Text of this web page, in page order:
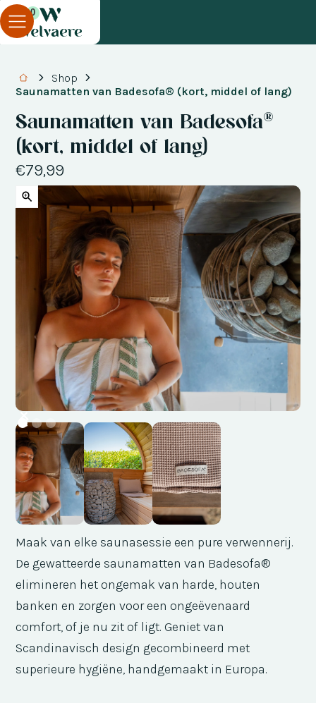
0
Shop
Saunamatten van Badesofa® (kort, middel of lang)
Saunamatten van Badesofa®
(kort, middel of lang)
€79,99
Maak van elke saunasessie een pure verwennerij.
De gewatteerde saunamatten van Badesofa®
elimineren het ongemak van harde, houten
banken en zorgen voor een ongeëvenaard
comfort, of je nu zit of ligt. Geniet van
Scandinavisch design gecombineerd met
superieure hygiëne, handgemaakt in Europa.